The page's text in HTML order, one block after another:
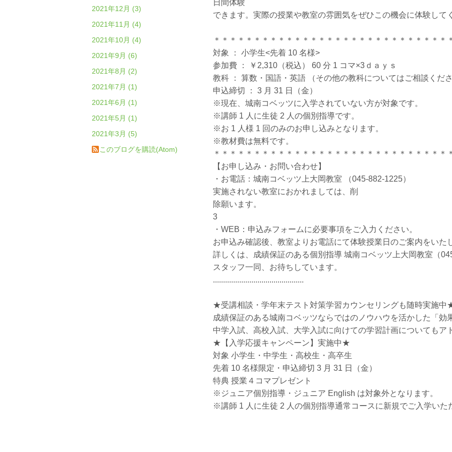
日間体験
できます。実際の授業や教室の雰囲気をぜひこの機会に体験して
＊＊＊＊＊＊＊＊＊＊＊＊＊＊＊＊＊＊＊＊＊＊＊＊＊＊＊＊＊
対象 ： 小学生<先着 10 名様>
参加費 ： ￥2,310（税込） 60 分 1 コマ×3ｄａｙｓ
教科 ： 算数・国語・英語 （その他の教科についてはご相談くださ
申込締切 ： 3 月 31 日（金）
※現在、城南コベッツに入学されていない方が対象です。
※講師 1 人に生徒 2 人の個別指導です。
※お 1 人様 1 回のみのお申し込みとなります。
※教材費は無料です。
＊＊＊＊＊＊＊＊＊＊＊＊＊＊＊＊＊＊＊＊＊＊＊＊＊＊＊＊＊
【お申し込み・お問い合わせ】
・お電話：城南コベッツ上大岡教室 （045-882-1225）
実施されない教室におかれましては、削
除願います。
3
・WEB：申込みフォームに必要事項をご入力ください。
お申込み確認後、教室よりお電話にて体験授業日のご案内をいた
詳しくは、成績保証のある個別指導 城南コベッツ上大岡教室（
スタッフ一同、お待ちしています。
.............................................
★受講相談・学年末テスト対策学習カウンセリングも随時実施中
成績保証のある城南コベッツならではのノウハウを活かした「効
中学入試、高校入試、大学入試に向けての学習計画についてもア
★【入学応援キャンペーン】実施中★
対象 小学生・中学生・高校生・高卒生
先着 10 名様限定・申込締切 3 月 31 日（金）
特典 授業４コマプレゼント
※ジュニア個別指導・ジュニア English は対象外となります。
※講師 1 人に生徒 2 人の個別指導通常コースに新規でご入学いた
2021年12月 (3)
2021年11月 (4)
2021年10月 (4)
2021年9月 (6)
2021年8月 (2)
2021年7月 (1)
2021年6月 (1)
2021年5月 (1)
2021年3月 (5)
このブログを購読(Atom)